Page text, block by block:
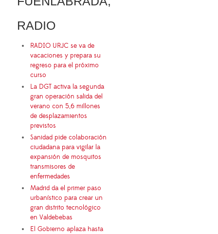
RADIO
RADIO URJC se va de
vacaciones y prepara su
regreso para el próximo
curso
La DGT activa la segunda
gran operación salida del
verano con 5,6 millones
de desplazamientos
previstos
Sanidad pide colaboración
ciudadana para vigilar la
expansión de mosquitos
transmisores de
enfermedades
Madrid da el primer paso
urbanístico para crear un
gran distrito tecnológico
en Valdebebas
El Gobierno aplaza hasta